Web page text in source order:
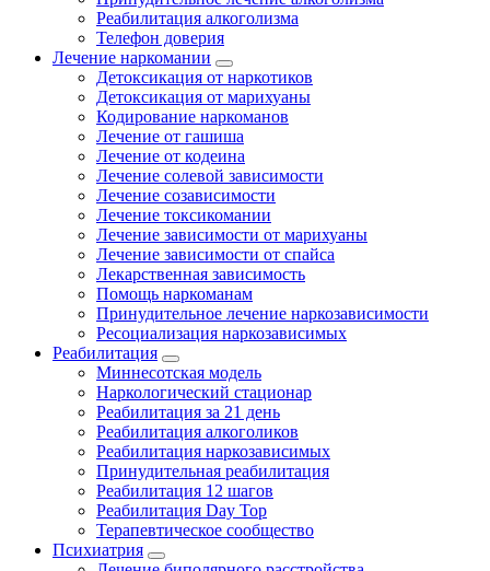
Реабилитация алкоголизма
Телефон доверия
Лечение наркомании
Детоксикация от наркотиков
Детоксикация от марихуаны
Кодирование наркоманов
Лечение от гашиша
Лечение от кодеина
Лечение солевой зависимости
Лечение созависимости
Лечение токсикомании
Лечение зависимости от марихуаны
Лечение зависимости от спайса
Лекарственная зависимость
Помощь наркоманам
Принудительное лечение наркозависимости
Ресоциализация наркозависимых
Реабилитация
Миннесотская модель
Наркологический стационар
Реабилитация за 21 день
Реабилитация алкоголиков
Реабилитация наркозависимых
Принудительная реабилитация
Реабилитация 12 шагов
Реабилитация Day Top
Терапевтическое сообщество
Психиатрия